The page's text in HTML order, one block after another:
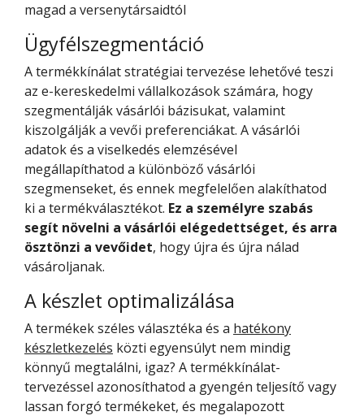
magad a versenytársaidtól
Ügyfélszegmentáció
A termékkínálat stratégiai tervezése lehetővé teszi
az e-kereskedelmi vállalkozások számára, hogy
szegmentálják vásárlói bázisukat, valamint
kiszolgálják a vevői preferenciákat. A vásárlói
adatok és a viselkedés elemzésével
megállapíthatod a különböző vásárlói
szegmenseket, és ennek megfelelően alakíthatod
ki a termékválasztékot. Ez a személyre szabás
segít növelni a vásárlói elégedettséget, és arra
ösztönzi a vevőidet, hogy újra és újra nálad
vásároljanak.
A készlet optimalizálása
A termékek széles választéka és a hatékony
készletkezelés közti egyensúlyt nem mindig
könnyű megtalálni, igaz? A termékkínálat-
tervezéssel azonosíthatod a gyengén teljesítő vagy
lassan forgó termékeket, és megalapozott